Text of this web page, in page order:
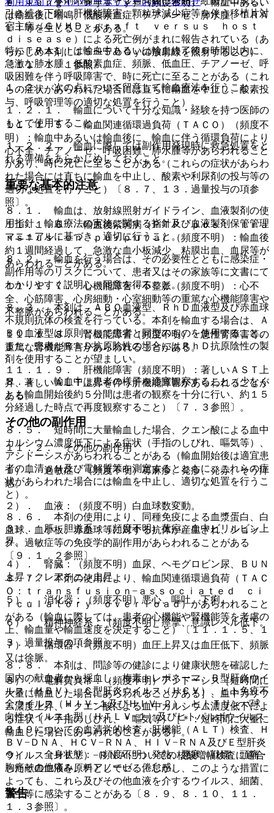
引き続き下痢、肝機能障害、顆粒球減少症等を伴う移植片対
宿主病（ＧＶＨＤ：ｇｒａｆｔ ｖｅｒｓｕｓ ｈｏｓｔ
ｄｉｓｅａｓｅ）による死亡例がまれに報告されている（あ
らかじめ本剤に１５〜５０Ｇｙの放射線を照射すること）
〔１１．１．１参照〕。
１．２． 次の点について留意して輸血療法を行うこと。
１．２．１． 輸血について十分な知識・経験を持つ医師の
もとで使用すること。
１．２．２． 輸血に際しては副作用発現時に救急処置をと
れる準備をあらかじめしておくこと。
重要な基本的注意
８．１． 輸血は、放射線照射ガイドライン、血液製剤の使
用指針、輸血療法の実施に関する指針及び血液製剤保管管理
マニュアルに基づき、適切に行うこと。
８．２． 輸血を行う場合は、その必要性とともに感染症・
副作用等のリスクについて、患者又はその家族等に文書にて
わかりやすく説明し、同意を得ること。
８．３． 本剤は、ＡＢＯ血液型、ＲｈＤ血液型及び赤血球
不規則抗体の検査を行っている。本剤を輸血する場合は、Ａ
ＢＯ血液型は原則として患者と同型のものを使用すること。
また、患者がＲｈＤ抗原陰性の場合にはＲｈＤ抗原陰性の製
剤を使用することが望ましい。
８．４． 輸血中は患者の様子を適宜観察すること（少なく
とも輸血開始後約５分間は患者の観察を十分に行い、約１５
分経過した時点で再度観察すること）〔７．３参照〕。
８．５． 短時間に大量輸血した場合、クエン酸による血中
カルシウム濃度低下による症状（手指のしびれ、嘔気等）、
アシドーシスがあらわれることがある（輸血開始後は適宜患
者の血清ｐＨ及び電解質等を測定するとともに、これらの症
状があらわれた場合には輸血を中止し、適切な処置を行うこ
と）。
８．６． 本剤の使用により、同種免疫による血漿蛋白、白
血球、血小板、赤血球等に対する抗体が産生され、ショッ
ク、過敏症等の免疫学的副作用があらわれることがある
〔９．１．２参照〕。
８．７． 本剤の使用により、輸血関連循環過負荷（ＴＡＣ
Ｏ：ｔｒａｎｓｆｕｓｉｏｎ−ａｓｓｏｃｉａｔｅｄ ｃｉ
ｒｃｕｌａｔｏｒｙ ｏｖｅｒｌｏａｄ）があらわれること
がある（輸血に際しては、患者の心機能や腎機能等を考慮の
上、輸血量や輸血速度を決定すること）〔１１．１．５、１
３．過量投与の項参照〕。
８．８． 本剤は、問診等の健診により健康状態を確認した
国内の献血者から採血し、梅毒トレポネーマ、Ｂ型肝炎ウイ
ルス（ＨＢＶ）、Ｃ型肝炎ウイルス（ＨＣＶ）、ヒト免疫不
全ウイルス（ＨＩＶ−１及びＨＩＶ−２）、ヒトＴリンパ球
向性ウイルス１型（ＨＴＬＶ−１）及びヒトパルボウイルス
Ｂ１９についての血清学的検査、肝機能（ＡＬＴ）検査、Ｈ
ＢＶ−ＤＮＡ、ＨＣＶ−ＲＮＡ、ＨＩＶ−ＲＮＡ及びＥ型肝炎
ウイルス（ＨＥＶ）−ＲＮＡについての核酸増幅検査に適合
した献血血液を原料としている。しかし、このような措置に
よっても、これら及びその他血液を介するウイルス、細菌、
原虫等に感染することがある〔８．９、８．１０、１１．
１．３参照〕。
ｅ ｌｕｎｇ ｉｎｊｕｒｙ）（頻度不明）：輸血中あるい
は輸血後に喘鳴、低酸素血症、チアノーゼ、肺水腫、ＴＲＡ
ＬＩ等を生じることがある。
特にＴＲＡＬＩは輸血中あるいは輸血終了後６時間以内に、
急激な肺水腫、低酸素血症、頻脈、低血圧、チアノーゼ、呼
吸困難を伴う呼吸障害で、時に死亡に至ることがある（これ
らの症状があらわれた場合には直ちに輸血を中止し、酸素投
与、呼吸管理等の適切な処置を行うこと）。
１１．１．５． 輸血関連循環過負荷（ＴＡＣＯ）（頻度不
明）：輸血中あるいは輸血後に、輸血に伴う循環負荷により
心不全、チアノーゼ、呼吸困難、肺水腫等があらわれること
があり、時に死亡に至ることがある（これらの症状があらわ
れた場合には直ちに輸血を中止し、酸素や利尿剤の投与等の
適切な処置を行うこと）〔８．７、１３．過量投与の項参
照〕。
１１．１．６． 輸血後紫斑病（ＰＴＰ：ｐｏｓｔ ｔｒａ
ｎｓｆｕｓｉｏｎ ｐｕｒｐｕｒａ）（頻度不明）：輸血後
約１週間経過して、急激な血小板減少、粘膜出血、血尿等が
あらわれることがある。
１１．１．７． 心機能障害・不整脈（頻度不明）：心不
全、心筋障害、心房細動・心室細動等の重篤な心機能障害や
不整脈があらわれることがある。
１１．１．８． 腎機能障害（頻度不明）：急性腎障害等の
重篤な腎機能障害があらわれることがある。
１１．１．９． 肝機能障害（頻度不明）：著しいＡＳＴ上
昇、著しいＡＬＴ上昇を伴う肝機能障害があらわれることが
ある。
その他の副作用
１１．２． その他の副作用
１）． 過敏症：（頻度不明）蕁麻疹、発疹、発赤、そう痒
感。
２）． 血液：（頻度不明）白血球数変動。
３）． 肝・胆道系：（頻度不明）黄疸、血中ビリルビン上
昇。
４）． 腎臓：（頻度不明）血尿、ヘモグロビン尿、ＢＵＮ
上昇・クレアチニン上昇。
５）． 消化器：（頻度不明）悪心、嘔吐、下痢。
６）． 精神神経系：（頻度不明）痙攣、意識レベル低下。
７）． 循環器：（頻度不明）血圧上昇又は血圧低下、頻脈
又は徐脈。
８）． 電解質異常：（頻度不明）アシドーシス［短時間に
大量に輸血した場合にあらわれることがある］、血中カリウ
ム濃度上昇、＊クエン酸による血中カルシウム濃度低下によ
る症状（＊手指のしびれ、＊嘔気等）［＊：短時間に大量に
輸血した場合にあらわれることがある］。
９）． 全身状態：（頻度不明）発熱、悪寒、戦慄、頭痛・
胸痛その他痛み、チアノーゼ、倦怠感。
警告